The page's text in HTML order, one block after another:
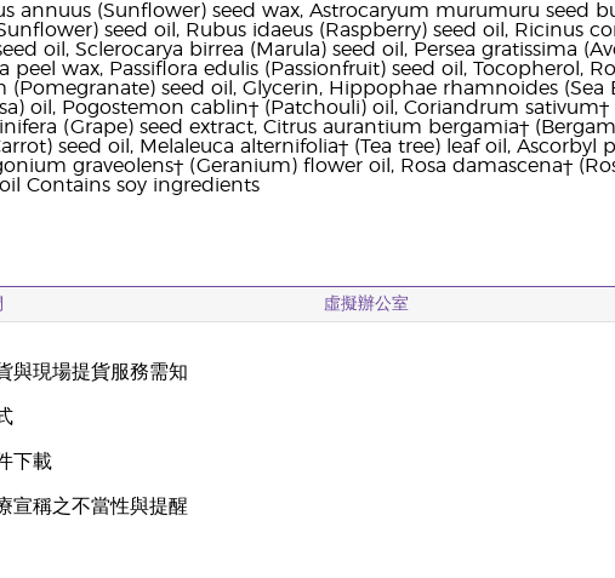
annuus (Sunflower) seed wax, Astrocaryum murumuru seed
seed oil, Rubus idaeus (Raspberry) seed oil, Ricinus
oil, Sclerocarya birrea (Marula) seed oil, Persea gratissima
peel wax, Passiflora edulis (Passionfruit) seed oil, Tocopherol,
(Pomegranate) seed oil, Glycerin, Hippophae rhamnoides
oil, Pogostemon cablin† (Patchouli) oil, Coriandrum
(Grape) seed extract, Citrus aurantium bergamia†
seed oil, Melaleuca alternifolia† (Tea tree) leaf oil,
graveolens† (Geranium) flower oil, Rosa damascena†
Contains soy ingredients
虛擬辦公室
與現場提貨服務需知
下載
宣稱之不當性與提醒